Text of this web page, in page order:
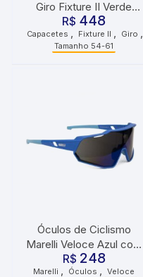
Giro Fixture II Verde
Metálico UA
R$ 448
Capacetes , Fixture II , Giro ,
Tamanho 54-61
Óculos de Ciclismo
Marelli Veloce Azul com
3 Lentes
R$ 248
Marelli Óculos Veloce